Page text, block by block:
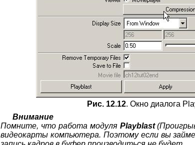
Рис. 12.12. Окно диалога
Внимание
Помните, что работа модуля Playblast
видеокарты компьютера. Поэтому если вы